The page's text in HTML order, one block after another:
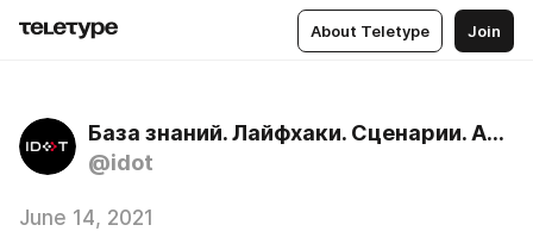
About Teletype Join
База знаний. Лайфхаки. Сценарии. Айдот - бесконтактная визитка.
@idot
June 14, 2021